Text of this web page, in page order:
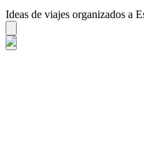
Ideas de viajes organizados a